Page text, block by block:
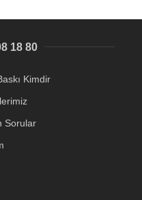
18 80
Kimdir
Sorular